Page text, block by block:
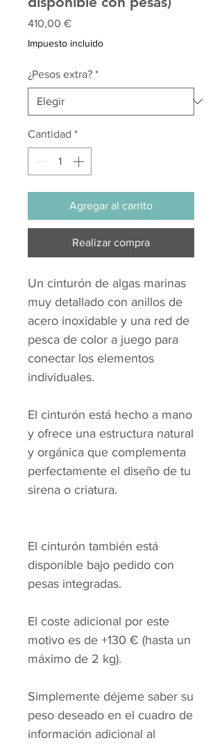
410,00 €Precio
Impuesto incluido
¿Pesos extra? *
Cantidad *
Agregar al carrito
Realizar compra
Un cinturón de algas marinas
muy detallado con anillos de
acero inoxidable y una red de
pesca de color a juego para
conectar los elementos
individuales.
El cinturón está hecho a mano
y ofrece una estructura natural
y orgánica que complementa
perfectamente el diseño de tu
sirena o criatura.
El cinturón también está
disponible bajo pedido con
pesas integradas.
El coste adicional por este
motivo es de +130 € (hasta un
máximo de 2 kg).
Simplemente déjeme saber su
peso deseado en el cuadro de
información adicional al